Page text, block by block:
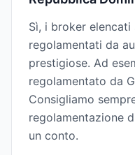
Sì, i broker
regolamentati da
prestigiose. Ad
regolamentato da
Consigliamo
regolamentazione
un conto.